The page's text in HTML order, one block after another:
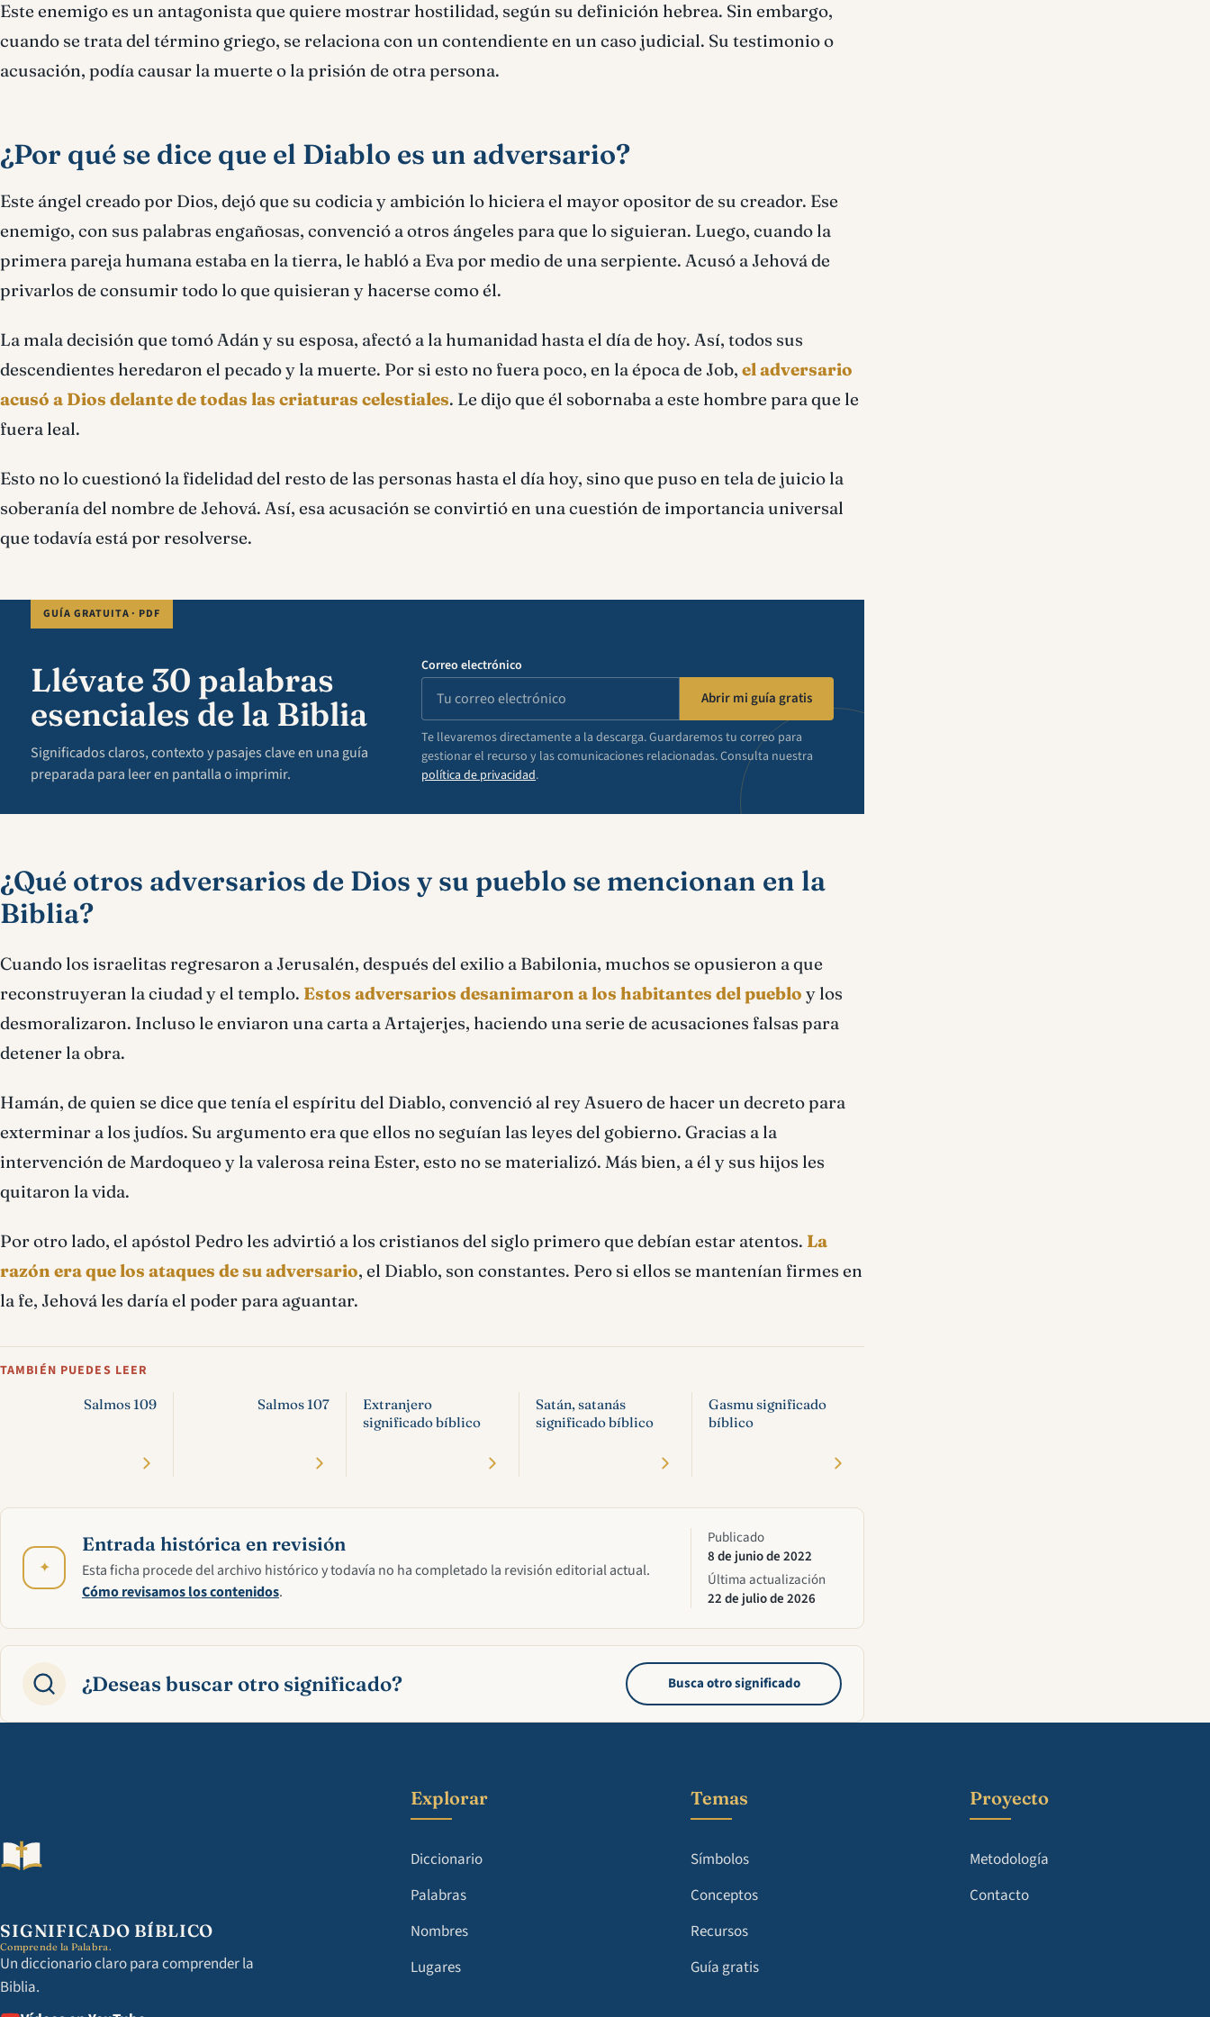
Este enemigo es un antagonista que quiere mostrar hostilidad, según su definición hebrea. Sin embargo,
cuando se trata del término griego, se relaciona con un contendiente en un caso judicial. Su testimonio o
acusación, podía causar la muerte o la prisión de otra persona.
¿Por qué se dice que el Diablo es un adversario?
Este ángel creado por Dios, dejó que su codicia y ambición lo hiciera el mayor opositor de su creador. Ese
enemigo, con sus palabras engañosas, convenció a otros ángeles para que lo siguieran. Luego, cuando la
primera pareja humana estaba en la tierra, le habló a Eva por medio de una serpiente. Acusó a Jehová de
privarlos de consumir todo lo que quisieran y hacerse como él.
La mala decisión que tomó Adán y su esposa, afectó a la humanidad hasta el día de hoy. Así, todos sus
descendientes heredaron el pecado y la muerte. Por si esto no fuera poco, en la época de Job, el adversario
acusó a Dios delante de todas las criaturas celestiales. Le dijo que él sobornaba a este hombre para que le
fuera leal.
Esto no lo cuestionó la fidelidad del resto de las personas hasta el día hoy, sino que puso en tela de juicio la
soberanía del nombre de Jehová. Así, esa acusación se convirtió en una cuestión de importancia universal
que todavía está por resolverse.
GUÍA GRATUITA · PDF
Llévate 30 palabras
esenciales de la Biblia
Significados claros, contexto y pasajes clave en una guía
preparada para leer en pantalla o imprimir.
Correo electrónico
Abrir mi guía gratis
Te llevaremos directamente a la descarga. Guardaremos tu correo para
gestionar el recurso y las comunicaciones relacionadas. Consulta nuestra
política de privacidad.
¿Qué otros adversarios de Dios y su pueblo se mencionan en la
Biblia?
Cuando los israelitas regresaron a Jerusalén, después del exilio a Babilonia, muchos se opusieron a que
reconstruyeran la ciudad y el templo. Estos adversarios desanimaron a los habitantes del pueblo y los
desmoralizaron. Incluso le enviaron una carta a Artajerjes, haciendo una serie de acusaciones falsas para
detener la obra.
Hamán, de quien se dice que tenía el espíritu del Diablo, convenció al rey Asuero de hacer un decreto para
exterminar a los judíos. Su argumento era que ellos no seguían las leyes del gobierno. Gracias a la
intervención de Mardoqueo y la valerosa reina Ester, esto no se materializó. Más bien, a él y sus hijos les
quitaron la vida.
Por otro lado, el apóstol Pedro les advirtió a los cristianos del siglo primero que debían estar atentos. La
razón era que los ataques de su adversario, el Diablo, son constantes. Pero si ellos se mantenían firmes en
la fe, Jehová les daría el poder para aguantar.
TAMBIÉN PUEDES LEER
Salmos 109 Salmos 107
Extranjero
significado bíblico
Satán, satanás
significado bíblico
Gasmu significado
bíblico
✦
Entrada histórica en revisión
Esta ficha procede del archivo histórico y todavía no ha completado la revisión editorial actual.
Cómo revisamos los contenidos.
Publicado
8 de junio de 2022
Última actualización
22 de julio de 2026
¿Deseas buscar otro significado? Busca otro significado
SIGNIFICADO BÍBLICO
Comprende la Palabra.
Un diccionario claro para comprender la
Biblia.
Explorar
Diccionario
Palabras
Nombres
Lugares
Temas
Símbolos
Conceptos
Recursos
Guía gratis
Proyecto
Metodología
Contacto